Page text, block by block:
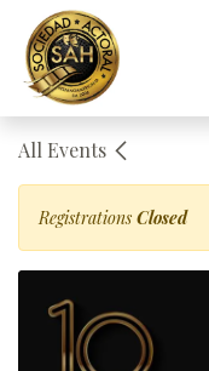
Skip to Content
All Events
Registrations Closed